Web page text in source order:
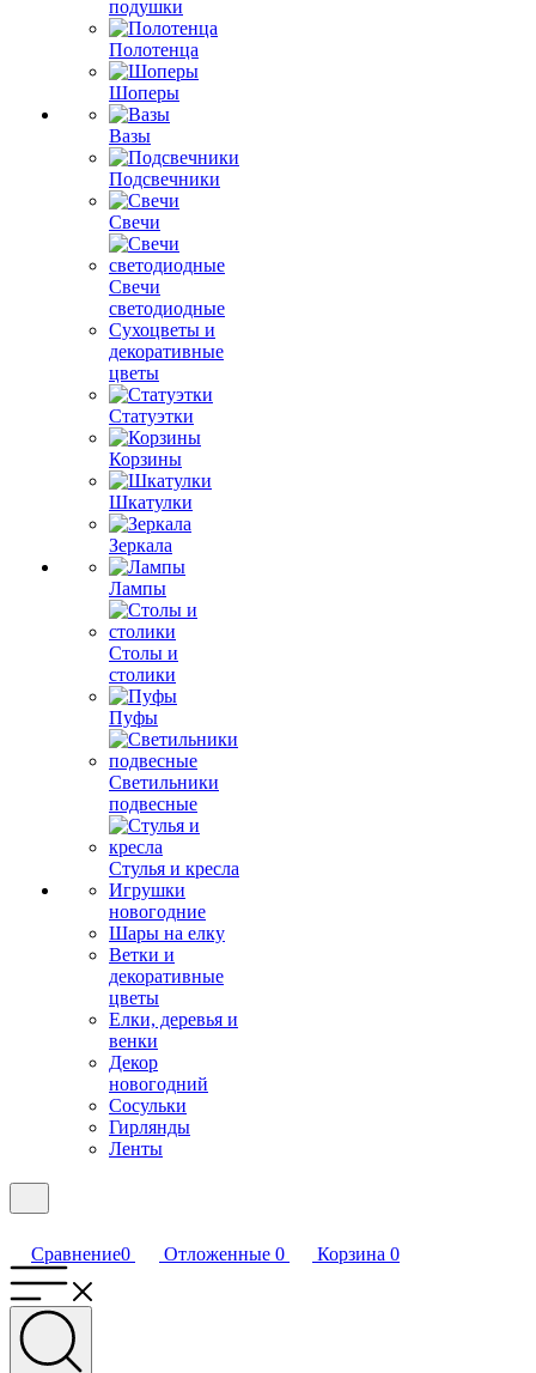
подушки
Полотенца
Шоперы
Вазы
Подсвечники
Свечи
Свечи
светодиодные
Сухоцветы и
декоративные
цветы
Статуэтки
Корзины
Шкатулки
Зеркала
Лампы
Столы и
столики
Пуфы
Светильники
подвесные
Стулья и кресла
Игрушки
новогодние
Шары на елку
Ветки и
декоративные
цветы
Елки, деревья и
венки
Декор
новогодний
Сосульки
Гирлянды
Ленты
Сравнение0 Отложенные 0 Корзина 0